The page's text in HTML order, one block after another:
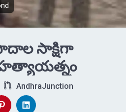
సాక్షిగా
AndhraJunction